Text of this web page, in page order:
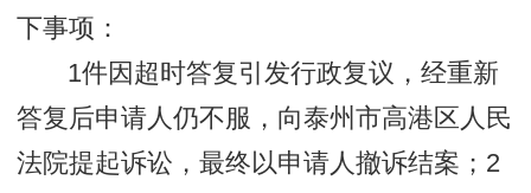
下事项：
1件因超时答复引发行政复议，经重新
答复后申请人仍不服，向泰州市高港区人民
法院提起诉讼，最终以申请人撤诉结案；2